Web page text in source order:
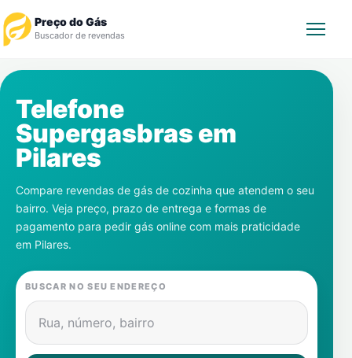
Preço do Gás
Buscador de revendas
Revendedor
Notícias
Cadastre-se
Gás
Contatos
Telefone
Supergasbras em
Pilares
Compare revendas de gás de cozinha que atendem o seu
bairro. Veja preço, prazo de entrega e formas de
pagamento para pedir gás online com mais praticidade
em Pilares.
BUSCAR NO SEU ENDEREÇO
Rua, número, bairro